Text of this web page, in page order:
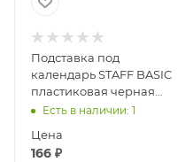
Подставка под
календарь STAFF BASIC
пластиковая черная
238790
Есть в наличии: 1
Цена
166 ₽